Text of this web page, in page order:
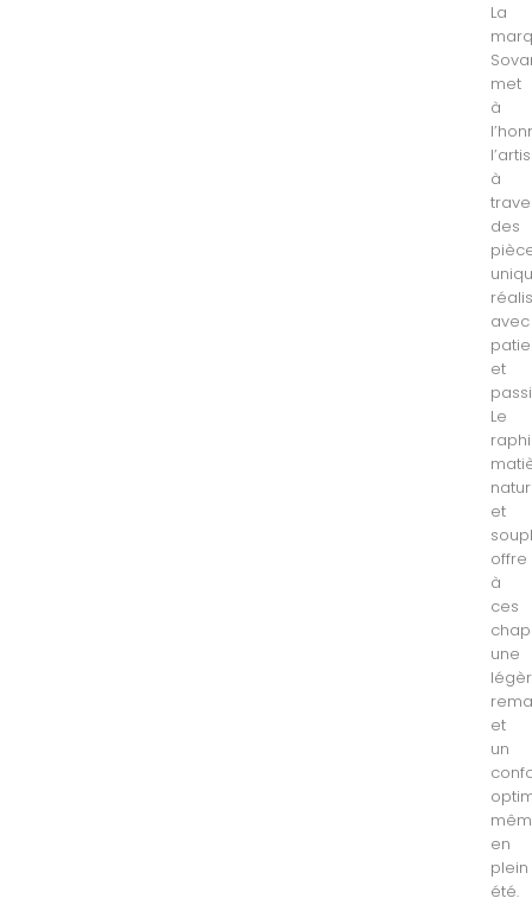
La
met
à
à
des
avec
et
Le
et
offre
à
ces
une
et
un
en
plein
été.